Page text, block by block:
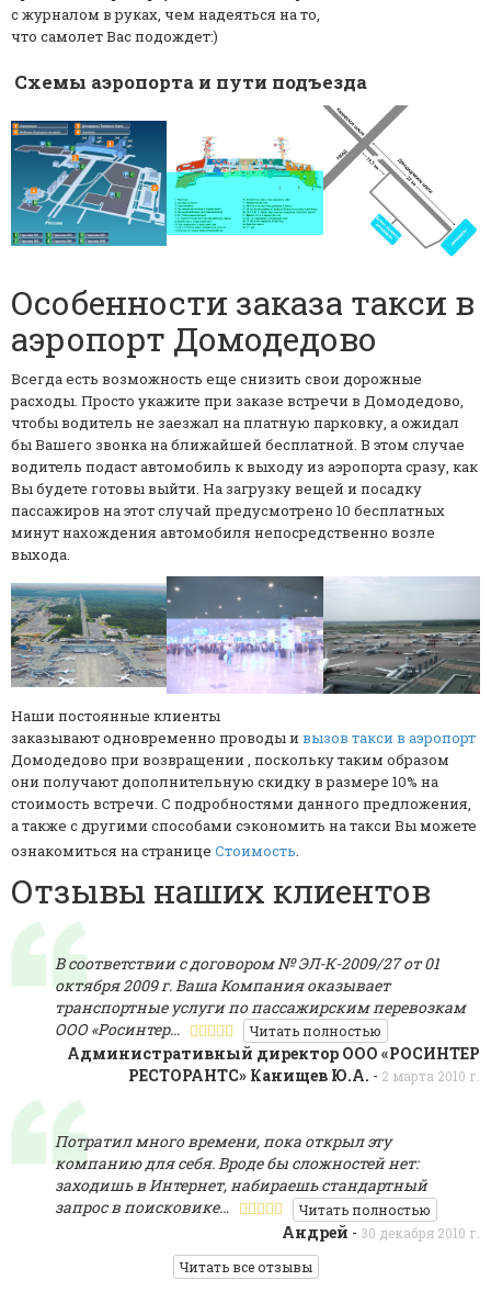
с журналом в руках, чем надеяться на то,
что самолет Вас подождет:)
Схемы аэропорта и пути подъезда
Особенности заказа такси в
аэропорт Домодедово
Всегда есть возможность еще снизить свои дорожные
расходы. Просто укажите при заказе встречи в Домодедово,
чтобы водитель не заезжал на платную парковку, а ожидал
бы Вашего звонка на ближайшей бесплатной. В этом случае
водитель подаст автомобиль к выходу из аэропорта сразу, как
Вы будете готовы выйти. На загрузку вещей и посадку
пассажиров на этот случай предусмотрено 10 бесплатных
минут нахождения автомобиля непосредственно возле
выхода.
Наши постоянные клиенты
заказывают одновременно проводы и вызов такси в аэропорт
Домодедово при возвращении , поскольку таким образом
они получают дополнительную скидку в размере 10% на
стоимость встречи. С подробностями данного предложения,
а также с другими способами сэкономить на такси Вы можете
ознакомиться на странице Стоимость.
Отзывы наших клиентов
В соответствии с договором № ЭЛ-К-2009/27 от 01
октября 2009 г. Ваша Компания оказывает
транспортные услуги по пассажирским перевозкам
ООО «Росинтер…
Читать полностью
Административный директор ООО «РОСИНТЕР
PECTOPAHTC» Канищев Ю.А. - 2 марта 2010 г.
Потратил много времени, пока открыл эту
компанию для себя. Вроде бы сложностей нет:
заходишь в Интернет, набираешь стандартный
запрос в поисковике…
Читать полностью
Андрей - 30 декабря 2010 г.
Читать все отзывы